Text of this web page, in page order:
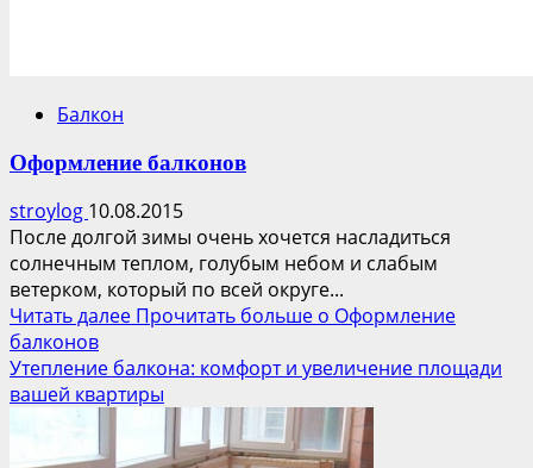
Балкон
Оформление балконов
stroylog 10.08.2015
После долгой зимы очень хочется насладиться
солнечным теплом, голубым небом и слабым
ветерком, который по всей округе...
Читать далее Прочитать больше о Оформление
балконов
Утепление балкона: комфорт и увеличение площади
вашей квартиры